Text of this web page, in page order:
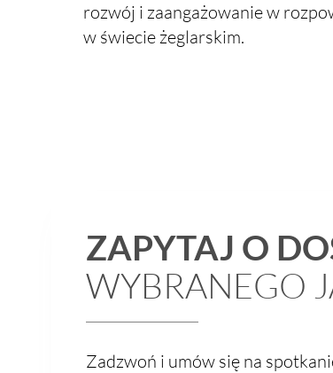
rozwój i zaangażowanie w
w świecie żeglarskim.
ZAPYTAJ O
WYBRANEGO
Zadzwoń i umów się na